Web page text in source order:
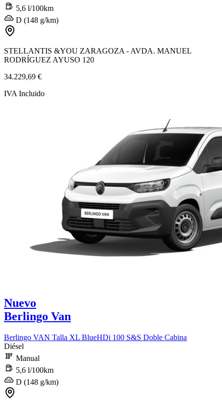
5,6 l/100km
D (148 g/km)
STELLANTIS &YOU ZARAGOZA - AVDA. MANUEL
RODRÍGUEZ AYUSO 120
34.229,69 €
IVA Incluido
Nuevo
Berlingo Van
Berlingo VAN Talla XL BlueHDi 100 S&S Doble Cabina
Diésel
Manual
5,6 l/100km
D (148 g/km)